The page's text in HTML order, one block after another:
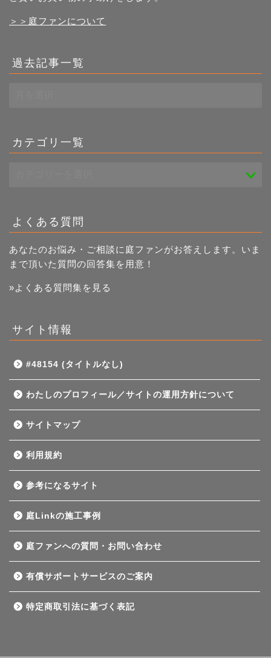
＞＞庭ファンについて
過去記事一覧
一
覧
カテゴリ一覧
よくある質問
あなたのお悩み・ご相談に庭ファンがお答えします。いま
まで頂いた質問の回答集を用意！
»よくある質問集を見る
サイト情報
#48154 (タイトルなし)
わたしのプロフィール／サイトの運用方針について
サイトマップ
利用規約
参考になるサイト
庭Linkの施工事例
庭ファンへの質問・お問い合わせ
有償サポートサービスのご案内
特定商取引法に基づく表記